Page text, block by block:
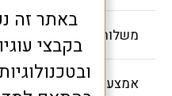
משלוחים והחזרות
אמצעי תשלום
באתר זה